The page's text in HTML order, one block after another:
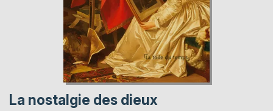
La nostalgie des dieux